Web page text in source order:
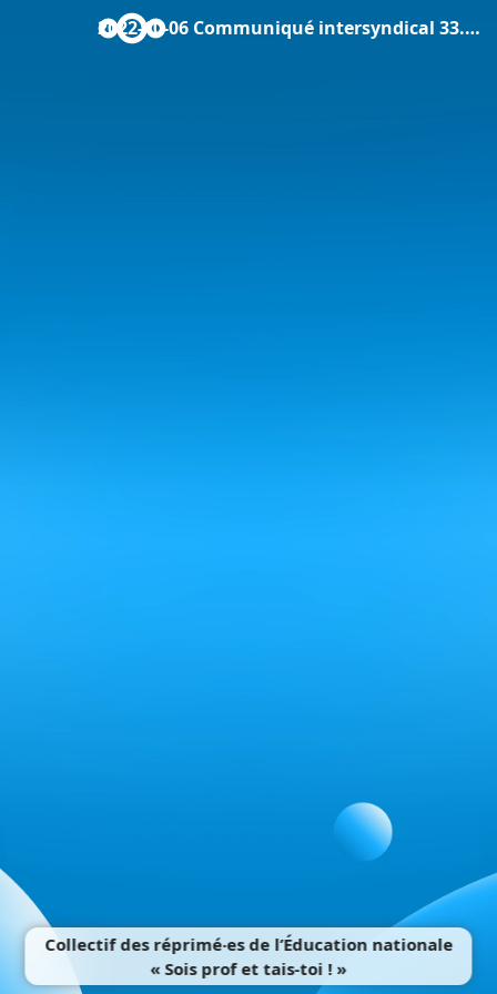
2022-10-06 Communiqué intersyndical 33.pdf
Collectif des réprimé‧es de l’Éducation nationale
« Sois prof et tais-toi ! »